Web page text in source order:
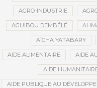
AGRO-INDUSTRIE
AGUIBOU DEMBÉLÉ
AÏCHA YATABARY
AIDE ALIMENTAIRE AIDE
AIDE
AIDE PUBLIQUE AU